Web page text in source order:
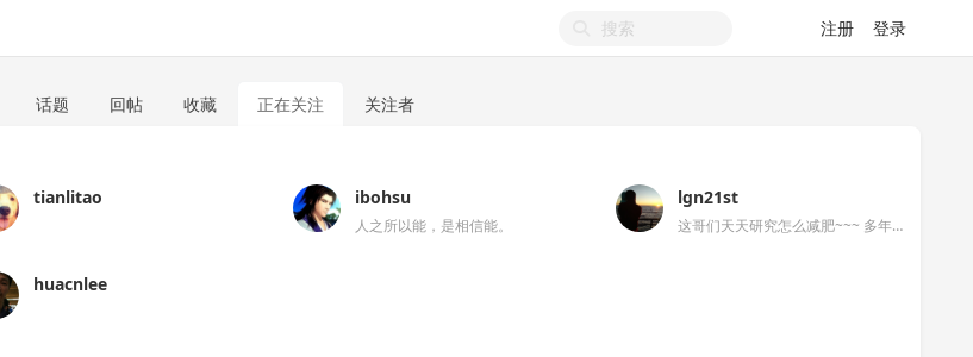
注册 登录
话题 回帖 收藏 正在关注 关注者
tianlitao ibohsu
人之所以能，是相信能。
lgn21st
这哥们天天研究怎么减肥~~~ 多年过去后，这哥们越来越肥！
huacnlee